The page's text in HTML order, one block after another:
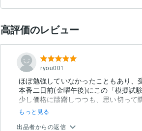
高評価のレビュー
ryou001
ほぼ勉強していなかったこともあり、
本番二日前(金曜午後)にこの「模擬試
少し価格に躊躇しつつも、思い切って
もっと見る
出品者からの返信